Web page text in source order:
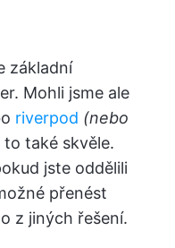
základní
Mohli jsme ale
riverpod (nebo
také skvěle.
jste oddělili
přenést
z jiných řešení.